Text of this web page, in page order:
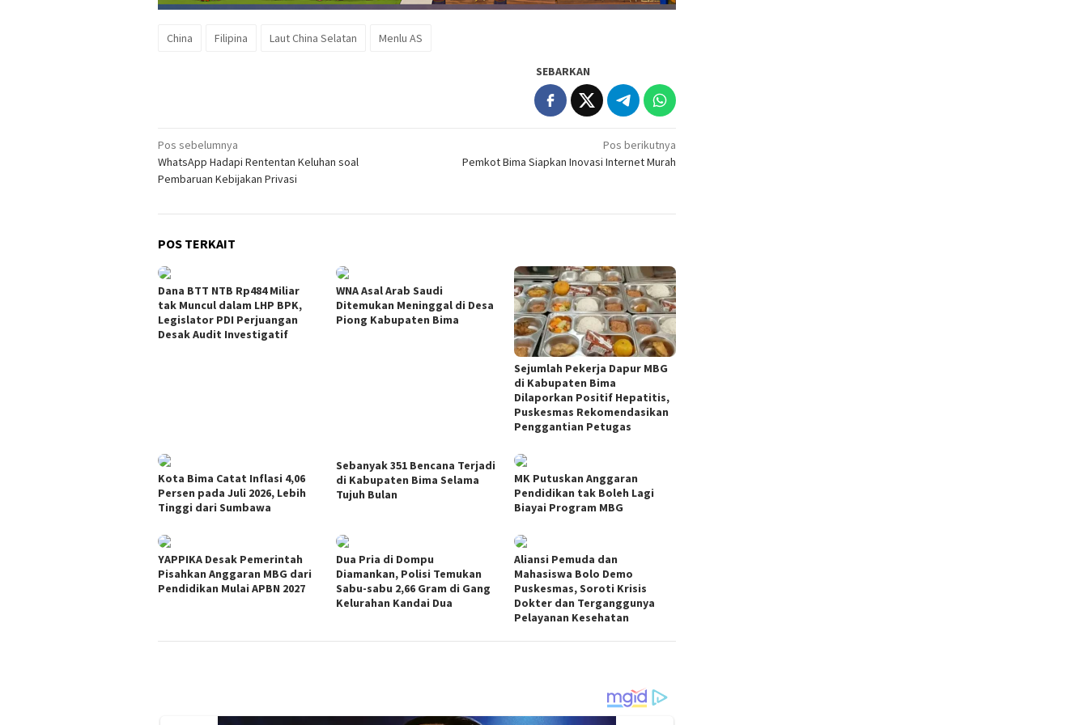
China Filipina Laut China Selatan Menlu AS
SEBARKAN
Navigasi
pos
Pos sebelumnya
WhatsApp Hadapi Rententan Keluhan soal
Pembaruan Kebijakan Privasi
Pos berikutnya
Pemkot Bima Siapkan Inovasi Internet Murah
POS TERKAIT
Dana BTT NTB Rp484 Miliar
tak Muncul dalam LHP BPK,
Legislator PDI Perjuangan
Desak Audit Investigatif
WNA Asal Arab Saudi
Ditemukan Meninggal di Desa
Piong Kabupaten Bima
Sejumlah Pekerja Dapur MBG
di Kabupaten Bima
Dilaporkan Positif Hepatitis,
Puskesmas Rekomendasikan
Penggantian Petugas
Kota Bima Catat Inflasi 4,06
Persen pada Juli 2026, Lebih
Tinggi dari Sumbawa
Sebanyak 351 Bencana Terjadi
di Kabupaten Bima Selama
Tujuh Bulan
MK Putuskan Anggaran
Pendidikan tak Boleh Lagi
Biayai Program MBG
YAPPIKA Desak Pemerintah
Pisahkan Anggaran MBG dari
Pendidikan Mulai APBN 2027
Dua Pria di Dompu
Diamankan, Polisi Temukan
Sabu-sabu 2,66 Gram di Gang
Kelurahan Kandai Dua
Aliansi Pemuda dan
Mahasiswa Bolo Demo
Puskesmas, Soroti Krisis
Dokter dan Terganggunya
Pelayanan Kesehatan